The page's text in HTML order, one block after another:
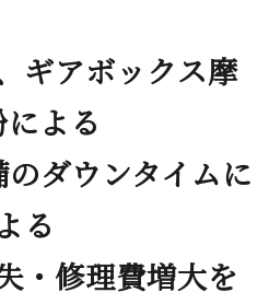
ギアボックス摩
よる
ダウンタイムに
よる
・修理費増大を